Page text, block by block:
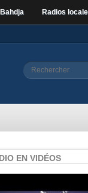
Bahdja Radios
Rechercher
EN VIDÉOS